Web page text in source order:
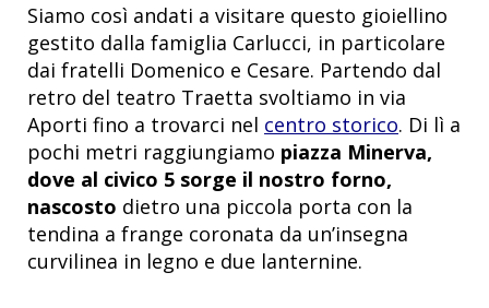
Siamo così andati a visitare questo gioiellino
gestito dalla famiglia Carlucci, in particolare
dai fratelli Domenico e Cesare. Partendo dal
retro del teatro Traetta svoltiamo in via
Aporti fino a trovarci nel centro storico. Di lì a
pochi metri raggiungiamo piazza Minerva,
dove al civico 5 sorge il nostro forno,
nascosto dietro una piccola porta con la
tendina a frange coronata da un’insegna
curvilinea in legno e due lanternine.